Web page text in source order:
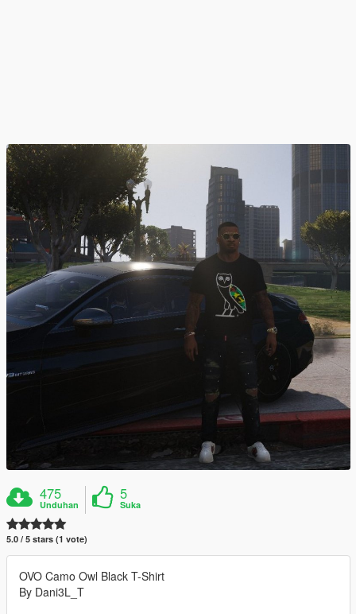
475
Unduhan
5
Suka
5.0 / 5 stars (1 vote)
OVO Camo Owl Black T-Shirt
By Dani3L_T